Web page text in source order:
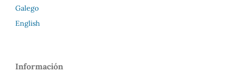
Galego
English
Información